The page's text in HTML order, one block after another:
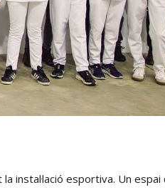
instal·lació esportiva. Un